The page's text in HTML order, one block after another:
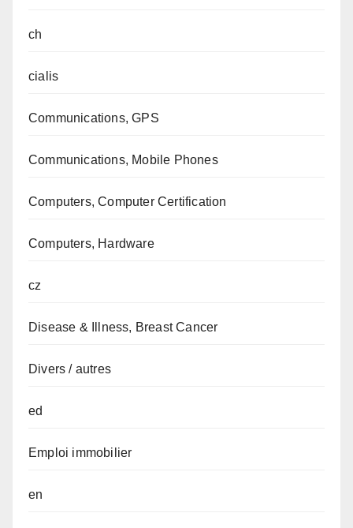
ch
cialis
Communications, GPS
Communications, Mobile Phones
Computers, Computer Certification
Computers, Hardware
cz
Disease & Illness, Breast Cancer
Divers / autres
ed
Emploi immobilier
en